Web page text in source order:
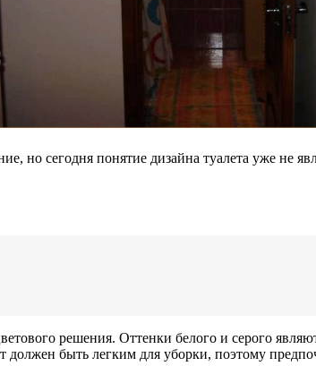
но сегодня понятие дизайна туалета уже не
решения. Оттенки белого и серого
должен быть легким для уборки, поэтому